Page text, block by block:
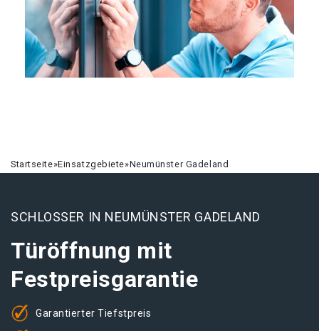
Startseite»Einsatzgebiete»Neumünster Gadeland
SCHLOSSER IN NEUMÜNSTER GADELAND
Türöffnung mit
Festpreisgarantie
Garantierter Tiefstpreis